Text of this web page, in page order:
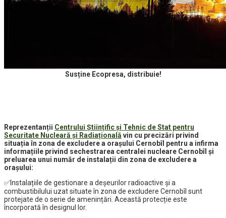
Susține Ecopresa, distribuie!
Reprezentanții Centrului Științific și Tehnic de Stat pentru
Securitate Nucleară și Radiațională vin cu precizări privind
situația în zona de excludere a orașului Cernobîl pentru a infirma
informațiile privind sechestrarea centralei nucleare Cernobîl și
preluarea unui număr de instalații din zona de excludere a
orașului:
✅Instalațiile de gestionare a deșeurilor radioactive și a
combustibilului uzat situate în zona de excludere Cernobîl sunt
protejate de o serie de amenințări. Această protecție este
încorporată în designul lor.